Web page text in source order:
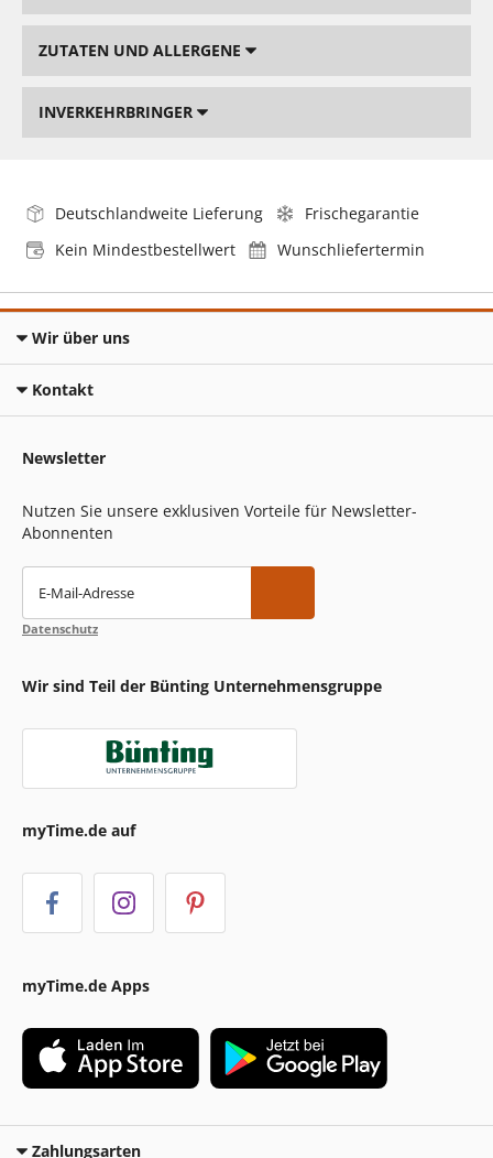
ZUTATEN UND ALLERGENE
INVERKEHRBRINGER
Deutschlandweite Lieferung
Frischegarantie
Kein Mindestbestellwert
Wunschliefertermin
Wir über uns
Kontakt
Newsletter
Nutzen Sie unsere exklusiven Vorteile für Newsletter-
Abonnenten
E-Mail-Adresse
Datenschutz
Wir sind Teil der Bünting Unternehmensgruppe
myTime.de auf
myTime.de Apps
Zahlungsarten